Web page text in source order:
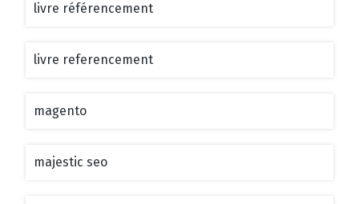
livre référencement
livre referencement
magento
majestic seo